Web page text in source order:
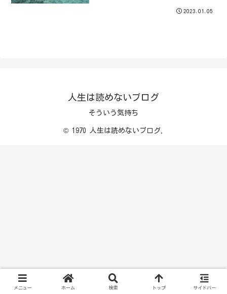
2023.01.05
人生は読めないブログ
そういう気持ち
© 1970 人生は読めないブログ.
メニュー ホーム 検索 トップ サイドバー